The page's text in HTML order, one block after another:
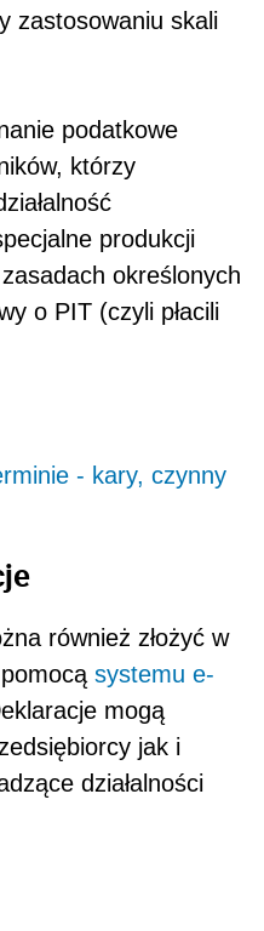
zastosowaniu skali
podatkowe
którzy
produkcji
określonych
o PIT (czyli płacili
- kary, czynny
również złożyć w
systemu e-
mogą
jak i
działalności